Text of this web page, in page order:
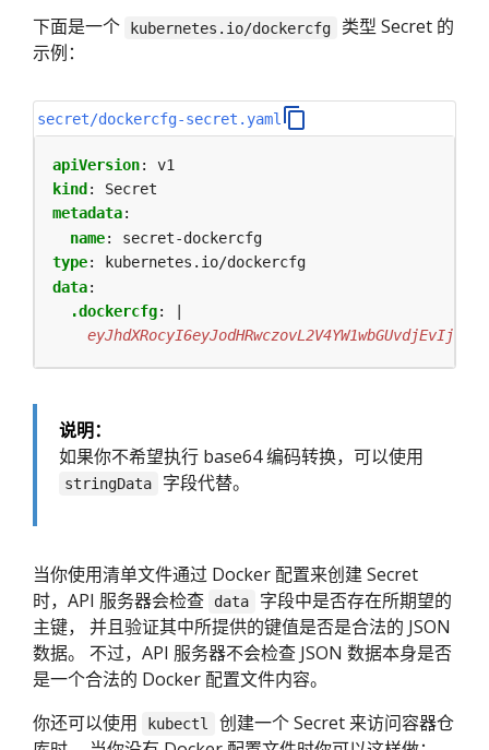
下面是一个
kubernetes.io/dockercfg
类型 Secret 的
示例：
secret/dockercfg-secret.yaml
apiVersion:
v1
kind :
Secret
metadata:
name:
secret-dockercfg
type:
kubernetes.io/dockercfg
data:
.dockercfg:
说明：
如果你不希望执行 base64 编码转换，可以使用
stringData 字段代替。
当你使用清单文件通过 Docker 配置来创建 Secret
时，API 服务器会检查
data
字段中是否存在所期望的
主键， 并且验证其中所提供的键值是否是合法的 JSON
数据。 不过，API 服务器不会检查 JSON 数据本身是否
是一个合法的 Docker 配置文件内容。
你还可以使用
kubectl
创建一个 Secret 来访问容器仓